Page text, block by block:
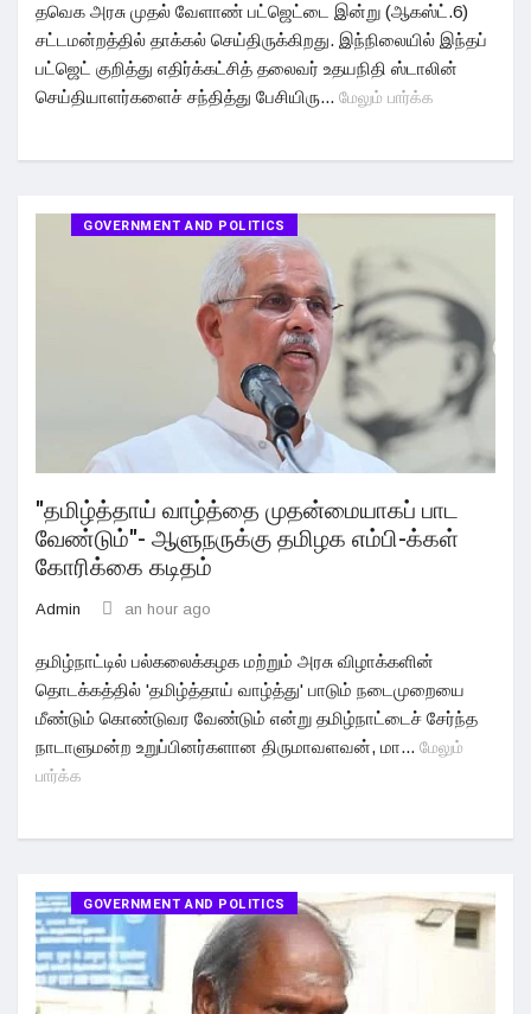
தவெக அரசு முதல் வேளாண் பட்ஜெட்டை இன்று (ஆகஸ்ட்.6)
சட்டமன்றத்தில் தாக்கல் செய்திருக்கிறது. இந்நிலையில் இந்தப்
பட்ஜெட் குறித்து எதிர்க்கட்சித் தலைவர் உதயநிதி ஸ்டாலின்
செய்தியாளர்களைச் சந்தித்து பேசியிரு... மேலும் பார்க்க
GOVERNMENT AND POLITICS
"தமிழ்த்தாய் வாழ்த்தை முதன்மையாகப் பாட
வேண்டும்"- ஆளுநருக்கு தமிழக எம்பி-க்கள்
கோரிக்கை கடிதம்
Admin an hour ago
தமிழ்நாட்டில் பல்கலைக்கழக மற்றும் அரசு விழாக்களின்
தொடக்கத்தில் 'தமிழ்த்தாய் வாழ்த்து' பாடும் நடைமுறையை
மீண்டும் கொண்டுவர வேண்டும் என்று தமிழ்நாட்டைச் சேர்ந்த
நாடாளுமன்ற உறுப்பினர்களான திருமாவளவன், மா... மேலும்
பார்க்க
GOVERNMENT AND POLITICS